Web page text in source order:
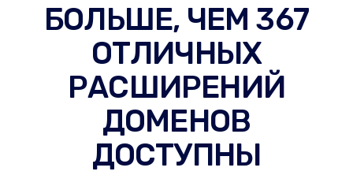
БОЛЬШЕ, ЧЕМ 367
ОТЛИЧНЫХ
РАСШИРЕНИЙ
ДОМЕНОВ
ДОСТУПНЫ